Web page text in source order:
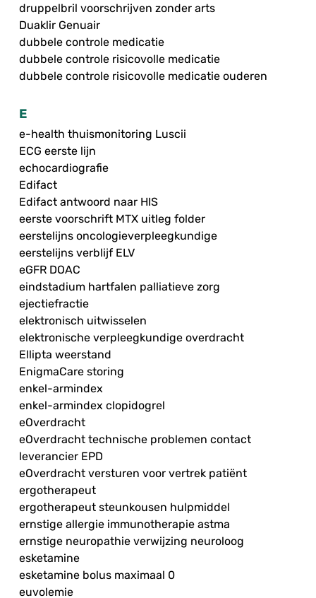
druppelbril voorschrijven zonder arts
Duaklir Genuair
dubbele controle medicatie
dubbele controle risicovolle medicatie
dubbele controle risicovolle medicatie ouderen
E
e-health thuismonitoring Luscii
ECG eerste lijn
echocardiografie
Edifact
Edifact antwoord naar HIS
eerste voorschrift MTX uitleg folder
eerstelijns oncologieverpleegkundige
eerstelijns verblijf ELV
eGFR DOAC
eindstadium hartfalen palliatieve zorg
ejectiefractie
elektronisch uitwisselen
elektronische verpleegkundige overdracht
Ellipta weerstand
EnigmaCare storing
enkel-armindex
enkel-armindex clopidogrel
eOverdracht
eOverdracht technische problemen contact
leverancier EPD
eOverdracht versturen voor vertrek patiënt
ergotherapeut
ergotherapeut steunkousen hulpmiddel
ernstige allergie immunotherapie astma
ernstige neuropathie verwijzing neuroloog
esketamine
esketamine bolus maximaal 0
euvolemie